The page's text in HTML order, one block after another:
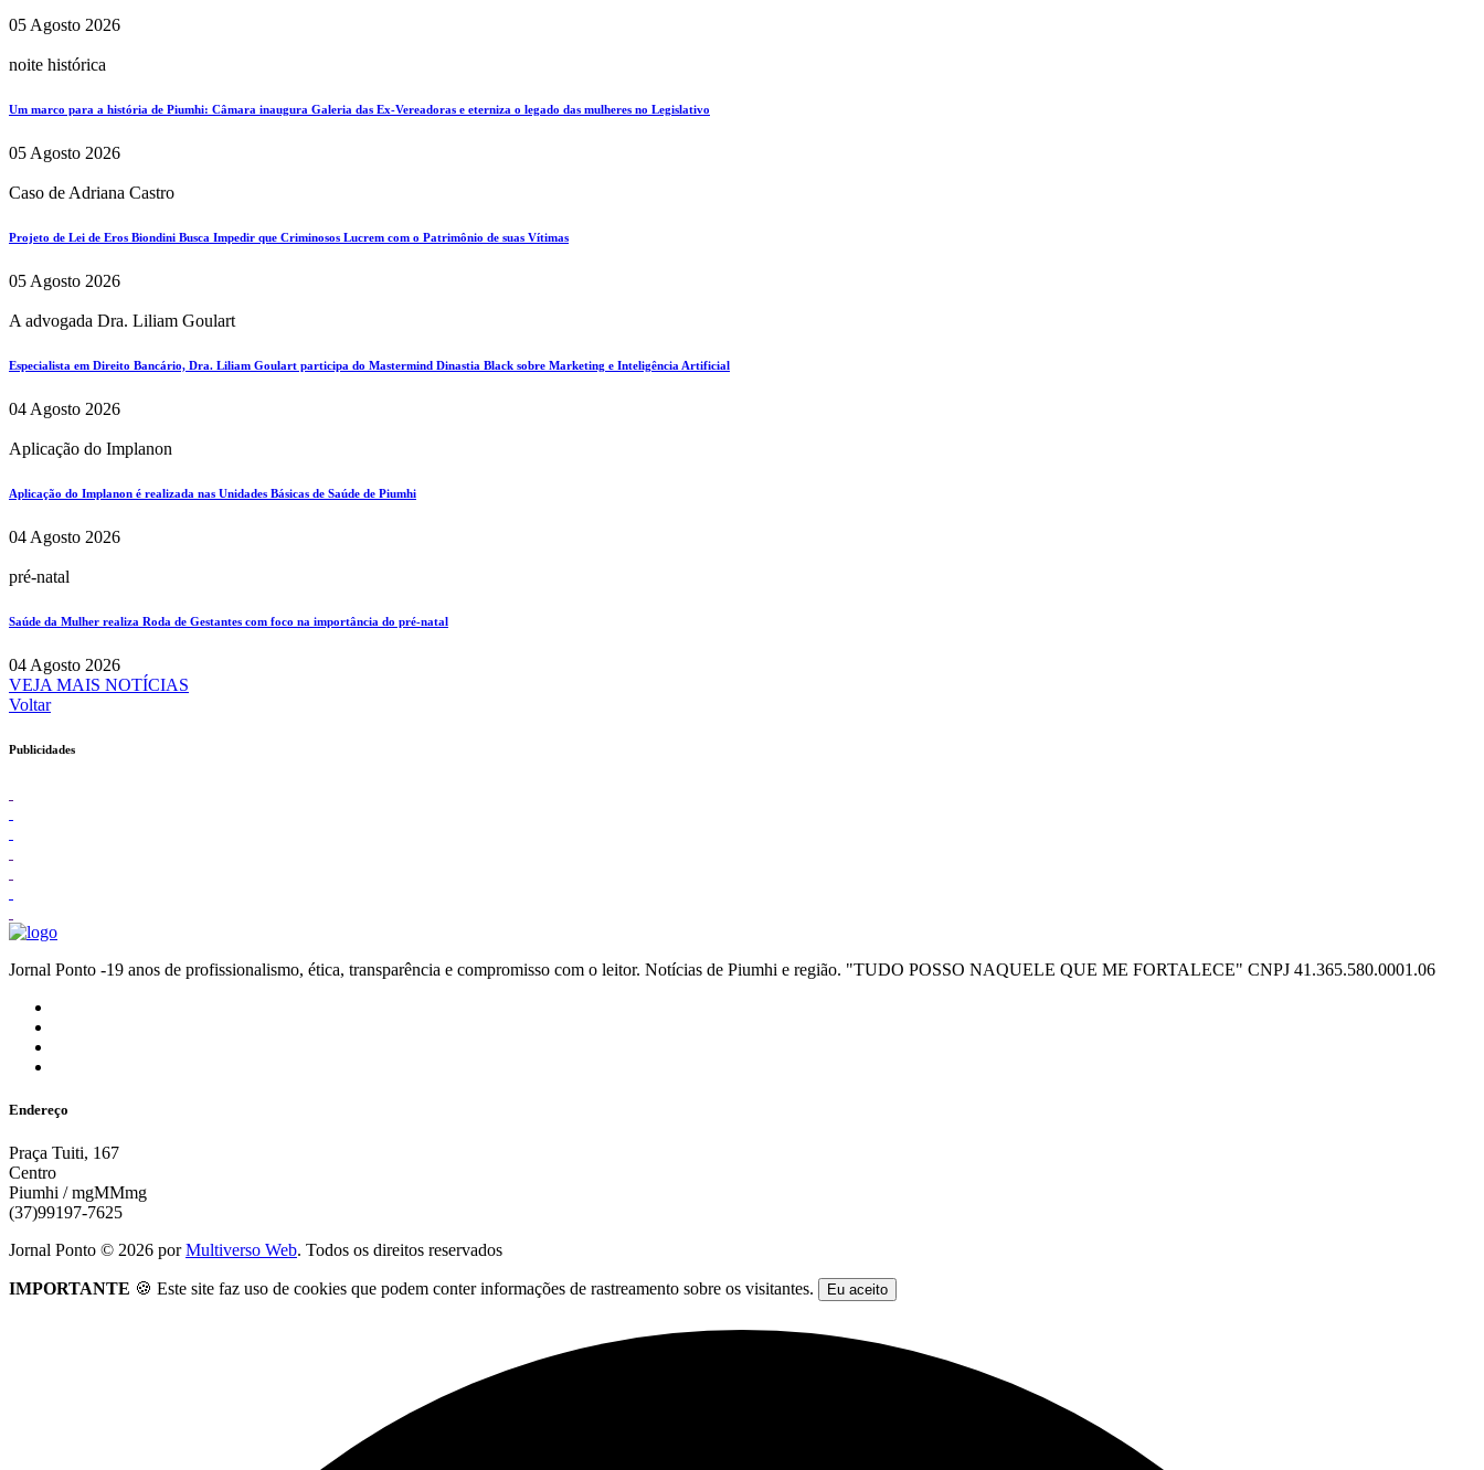
05 Agosto 2026
noite histórica
Um marco para a história de Piumhi: Câmara inaugura Galeria das Ex-Vereadoras e eterniza o legado das mulheres no Legislativo
05 Agosto 2026
Caso de Adriana Castro
Projeto de Lei de Eros Biondini Busca Impedir que Criminosos Lucrem com o Patrimônio de suas Vítimas
05 Agosto 2026
A advogada Dra. Liliam Goulart
Especialista em Direito Bancário, Dra. Liliam Goulart participa do Mastermind Dinastia Black sobre Marketing e Inteligência Artificial
04 Agosto 2026
Aplicação do Implanon
Aplicação do Implanon é realizada nas Unidades Básicas de Saúde de Piumhi
04 Agosto 2026
pré-natal
Saúde da Mulher realiza Roda de Gestantes com foco na importância do pré-natal
04 Agosto 2026
VEJA MAIS NOTÍCIAS
Voltar
Publicidades
Jornal Ponto -19 anos de profissionalismo, ética, transparência e compromisso com o leitor. Notícias de Piumhi e região. "TUDO POSSO NAQUELE QUE ME FORTALECE" CNPJ 41.365.580.0001.06
Endereço
Praça Tuiti, 167
Centro
Piumhi / mgMMmg
(37)99197-7625
Jornal Ponto © 2026 porMultiverso Web. Todos os direitos reservados
IMPORTANTE 🍪 Este site faz uso de cookies que podem conter informações de rastreamento sobre os visitantes. Eu aceito